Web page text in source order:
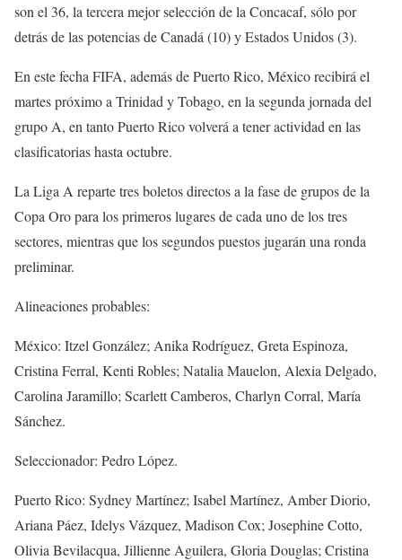
son el 36, la tercera mejor selección de la Concacaf, sólo por
detrás de las potencias de Canadá (10) y Estados Unidos (3).
En este fecha FIFA, además de Puerto Rico, México recibirá el
martes próximo a Trinidad y Tobago, en la segunda jornada del
grupo A, en tanto Puerto Rico volverá a tener actividad en las
clasificatorias hasta octubre.
La Liga A reparte tres boletos directos a la fase de grupos de la
Copa Oro para los primeros lugares de cada uno de los tres
sectores, mientras que los segundos puestos jugarán una ronda
preliminar.
Alineaciones probables:
México: Itzel González; Anika Rodríguez, Greta Espinoza,
Cristina Ferral, Kenti Robles; Natalia Mauelon, Alexia Delgado,
Carolina Jaramillo; Scarlett Camberos, Charlyn Corral, María
Sánchez.
Seleccionador: Pedro López.
Puerto Rico: Sydney Martínez; Isabel Martínez, Amber Diorio,
Ariana Páez, Idelys Vázquez, Madison Cox; Josephine Cotto,
Olivia Bevilacqua, Jillienne Aguilera, Gloria Douglas; Cristina